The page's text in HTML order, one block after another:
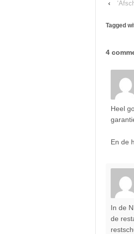
‹
Tagged
4
Heel
En de
In de
de